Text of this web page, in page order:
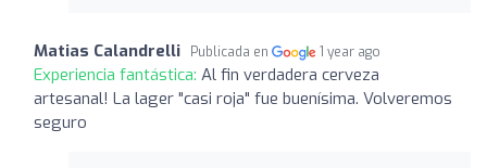
Matias Calandrelli Publicada en 1 year ago
Experiencia fantástica: Al fin verdadera cerveza
artesanal! La lager "casi roja" fue buenísima. Volveremos
seguro